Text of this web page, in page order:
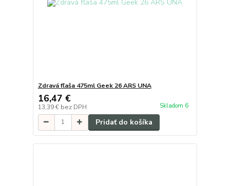
Zdravá fľaša 475ml Geek 26 ARS UNA
16,47 €
13,39 € bez DPH Skladom 6
Pridať do košíka